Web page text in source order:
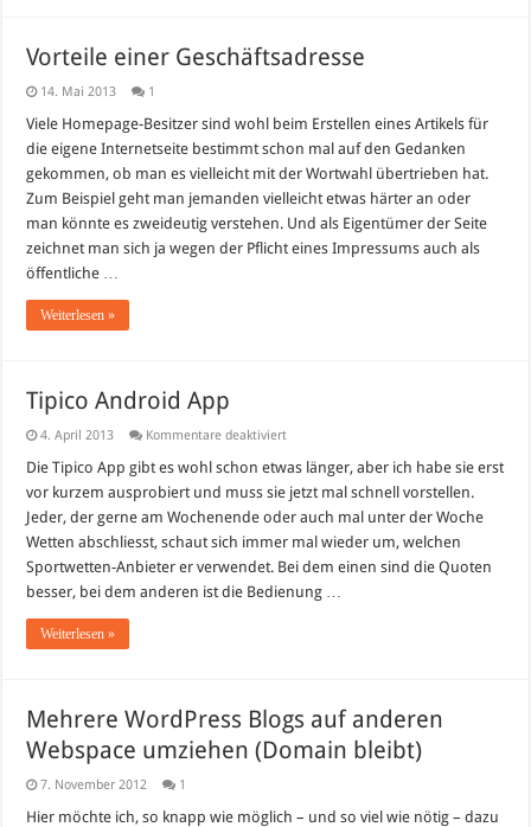
Vorteile einer Geschäftsadresse
14. Mai 2013 1
Viele Homepage-Besitzer sind wohl beim Erstellen eines Artikels für
die eigene Internetseite bestimmt schon mal auf den Gedanken
gekommen, ob man es vielleicht mit der Wortwahl übertrieben hat.
Zum Beispiel geht man jemanden vielleicht etwas härter an oder
man könnte es zweideutig verstehen. Und als Eigentümer der Seite
zeichnet man sich ja wegen der Pflicht eines Impressums auch als
öffentliche …
Weiterlesen »
Tipico Android App
4. April 2013 Kommentare deaktiviertfür
Android
Die Tipico App gibt es wohl schon etwas länger, aber ich habe sie erst
vor kurzem ausprobiert und muss sie jetzt mal schnell vorstellen.
Jeder, der gerne am Wochenende oder auch mal unter der Woche
Wetten abschliesst, schaut sich immer mal wieder um, welchen
Sportwetten-Anbieter er verwendet. Bei dem einen sind die Quoten
besser, bei dem anderen ist die Bedienung …
Weiterlesen »
Mehrere WordPress Blogs auf anderen
Webspace umziehen (Domain bleibt)
7. November 2012 1
Hier möchte ich, so knapp wie möglich – und so viel wie nötig – dazu